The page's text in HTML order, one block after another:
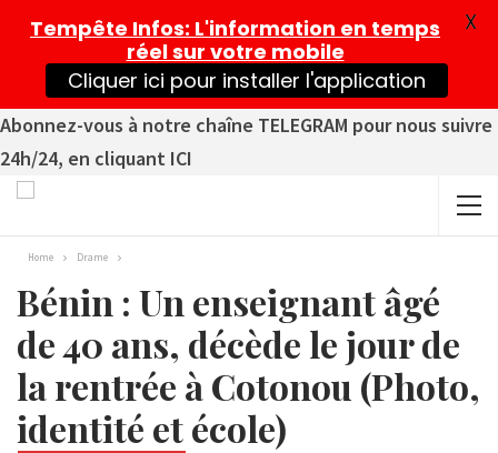
Abonnez-vous à notre chaîne TELEGRAM pour nous suivre
24h/24, en cliquant ICI
Home Drame
Bénin : Un enseignant âgé
de 40 ans, décède le jour de
la rentrée à Cotonou (Photo,
identité et école)
Tempête Infos: L'information en temps
réel sur votre mobile
Cliquer ici pour installer l'application
X